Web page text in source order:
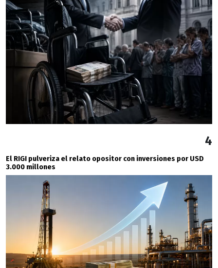
4
El RIGI pulveriza el relato opositor con inversiones por USD
3.000 millones